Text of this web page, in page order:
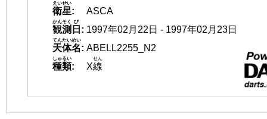
衛星
えいせい
:
ASCA
観測
かんそく
日
び
: 1997年02月22日 - 1997年02月23日
天体名
てんたいめい
: ABELL2255_N2
種類
しゅるい
: X線
せん